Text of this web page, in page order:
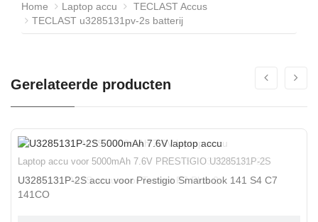
Home Laptop accu
TECLAST Accus
TECLAST u3285131pv-2s batterij
Gerelateerde producten
Laptop accu voor 5000mAh 7.6V PRESTIGIO U3285131P-2S
U3285131P-2S accu voor Prestigio Smartbook 141 S4 C7
141CO